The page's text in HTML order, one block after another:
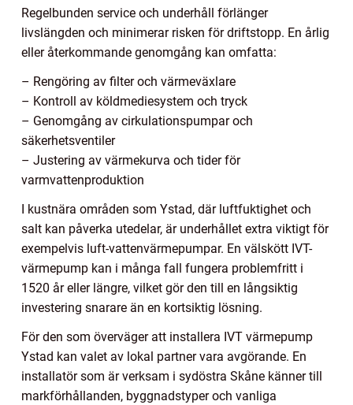
Regelbunden service och underhåll förlänger
livslängden och minimerar risken för driftstopp. En årlig
eller återkommande genomgång kan omfatta:
– Rengöring av filter och värmeväxlare
– Kontroll av köldmediesystem och tryck
– Genomgång av cirkulationspumpar och
säkerhetsventiler
– Justering av värmekurva och tider för
varmvattenproduktion
I kustnära områden som Ystad, där luftfuktighet och
salt kan påverka utedelar, är underhållet extra viktigt för
exempelvis luft-vattenvärmepumpar. En välskött IVT-
värmepump kan i många fall fungera problemfritt i
1520 år eller längre, vilket gör den till en långsiktig
investering snarare än en kortsiktig lösning.
För den som överväger att installera IVT värmepump
Ystad kan valet av lokal partner vara avgörande. En
installatör som är verksam i sydöstra Skåne känner till
markförhållanden, byggnadstyper och vanliga